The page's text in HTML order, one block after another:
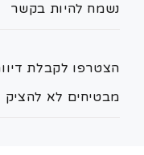
הצטרפו לקבלת
מבטיחים לא להציק
נשמח להיות בקשר